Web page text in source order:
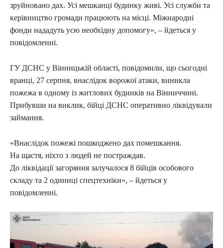
зруйновано дах. Усі мешканці будинку живі. Усі служби та
керівництво громади працюють на місці. Міжнародні
фонди нададуть усю необхідну допомогу», – йдеться у
повідомленні.
ГУ ДСНС у Вінницькій області, повідомили, що сьогодні
вранці, 27 серпня, внаслідок ворожої атаки, виникла
пожежа в одному із житлових будинків на Вінниччині.
Прибувши на виклик, бійці ДСНС оперативно ліквідували
займання.
«Внаслідок пожежі пошкоджено дах помешкання.
На щастя, ніхто з людей не постраждав.
До ліквідації загоряння залучалося 8 бійців особового
складу та 2 одиниці спецтехніки», – йдеться у
повідомленні.